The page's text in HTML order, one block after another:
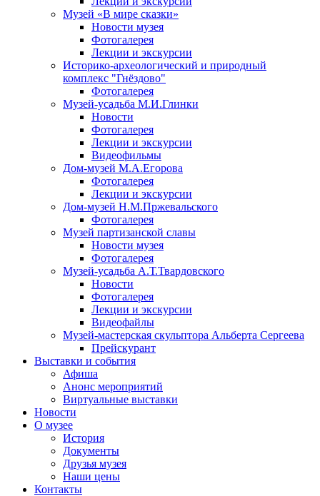
Музей «В мире сказки»
Новости музея
Фотогалерея
Лекции и экскурсии
Историко-археологический и природный
комплекс "Гнёздово"
Фотогалерея
Музей-усадьба М.И.Глинки
Новости
Фотогалерея
Лекции и экскурсии
Видеофильмы
Дом-музей М.А.Егорова
Фотогалерея
Лекции и экскурсии
Дом-музей Н.М.Пржевальского
Фотогалерея
Музей партизанской славы
Новости музея
Фотогалерея
Музей-усадьба А.Т.Твардовского
Новости
Фотогалерея
Лекции и экскурсии
Видеофайлы
Музей-мастерская скульптора Альберта Сергеева
Прейскурант
Выставки и события
Афиша
Анонс мероприятий
Виртуальные выставки
Новости
О музее
История
Документы
Друзья музея
Наши цены
Контакты